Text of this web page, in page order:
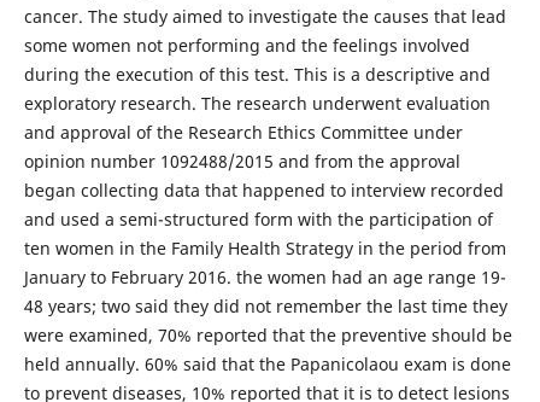
cancer. The study aimed to investigate the causes that lead
some women not performing and the feelings involved
during the execution of this test. This is a descriptive and
exploratory research. The research underwent evaluation
and approval of the Research Ethics Committee under
opinion number 1092488/2015 and from the approval
began collecting data that happened to interview recorded
and used a semi-structured form with the participation of
ten women in the Family Health Strategy in the period from
January to February 2016. the women had an age range 19-
48 years; two said they did not remember the last time they
were examined, 70% reported that the preventive should be
held annually. 60% said that the Papanicolaou exam is done
to prevent diseases, 10% reported that it is to detect lesions